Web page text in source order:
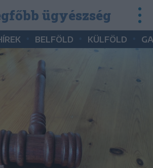
ügyészség
BELFÖLD KÜLFÖLD